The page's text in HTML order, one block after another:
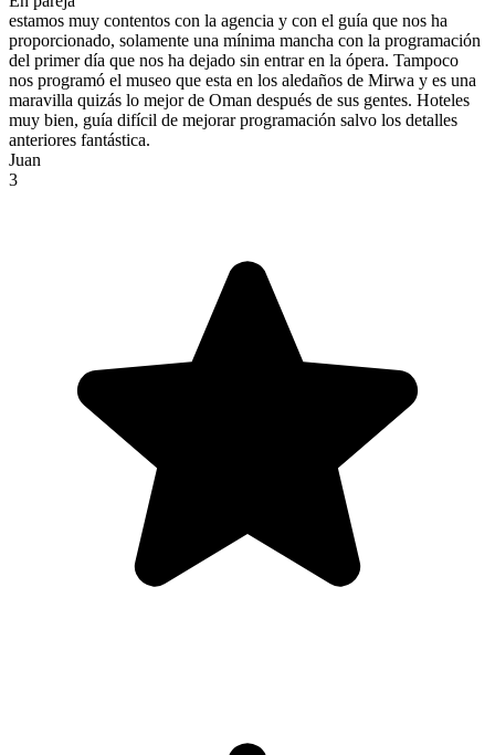
estamos muy contentos con la agencia y con el guía que nos ha
proporcionado, solamente una mínima mancha con la programación
del primer día que nos ha dejado sin entrar en la ópera. Tampoco
nos programó el museo que esta en los aledaños de Mirwa y es una
maravilla quizás lo mejor de Oman después de sus gentes. Hoteles
muy bien, guía difícil de mejorar programación salvo los detalles
anteriores fantástica.
Juan
3